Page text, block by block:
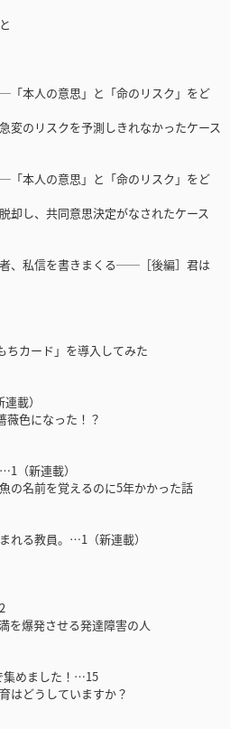
本人の意思」と「命のリスク」をど
変のリスクを予測しきれなかったケース
本人の意思」と「命のリスク」をど
却し、共同意思決定がなされたケース
、私信を書きまくる──［後編］君は
ちカード」を導入してみた
載）
薇色になった！？
（新連載）
の名前を覚えるのに5年かかった話
れる教員。…1（新連載）
を爆発させる発達障害の人
めました！…15
はどうしていますか？